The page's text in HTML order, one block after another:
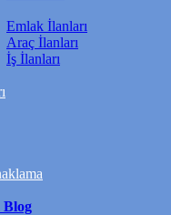
Emlak İlanları
Araç İlanları
İş İlanları
Blog